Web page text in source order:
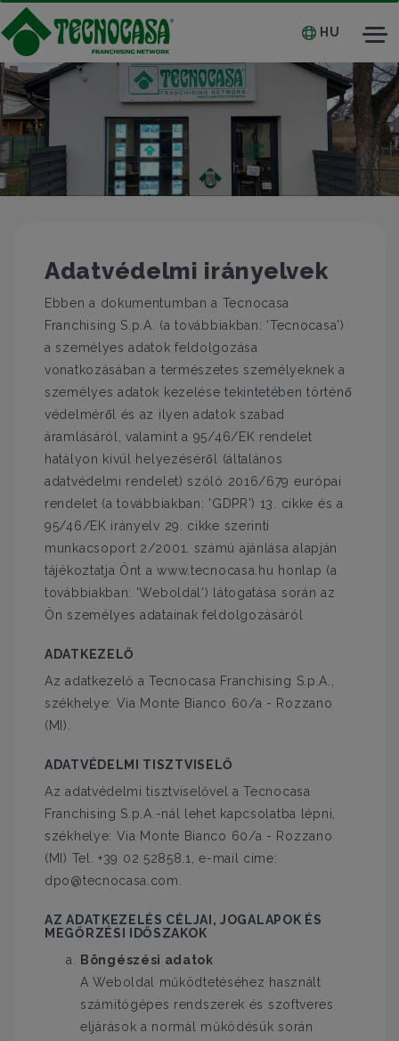
HU
Adatvédelmi irányelvek
Ebben a dokumentumban a Tecnocasa
Franchising S.p.A. (a továbbiakban: 'Tecnocasa')
a személyes adatok feldolgozása
vonatkozásában a természetes személyeknek a
személyes adatok kezelése tekintetében történő
védelméről és az ilyen adatok szabad
áramlásáról, valamint a 95/46/EK rendelet
hatályon kívül helyezéséről (általános
adatvédelmi rendelet) szóló 2016/679 európai
rendelet (a továbbiakban: 'GDPR') 13. cikke és a
95/46/EK irányelv 29. cikke szerinti
munkacsoport 2/2001. számú ajánlása alapján
tájékoztatja Önt a www.tecnocasa.hu honlap (a
továbbiakban: 'Weboldal') látogatása során az
Ön személyes adatainak feldolgozásáról
ADATKEZELŐ
Az adatkezelő a Tecnocasa Franchising S.p.A.,
székhelye: Via Monte Bianco 60/a - Rozzano
(MI).
ADATVÉDELMI TISZTVISELŐ
Az adatvédelmi tisztviselővel a Tecnocasa
Franchising S.p.A.-nál lehet kapcsolatba lépni,
székhelye: Via Monte Bianco 60/a - Rozzano
(MI) Tel. +39 02 52858.1, e-mail címe:
dpo@tecnocasa.com.
AZ ADATKEZELÉS CÉLJAI, JOGALAPOK ÉS
MEGŐRZÉSI IDŐSZAKOK
Böngészési adatok
A Weboldal működtetéséhez használt
számítógépes rendszerek és szoftveres
eljárások a normál működésük során